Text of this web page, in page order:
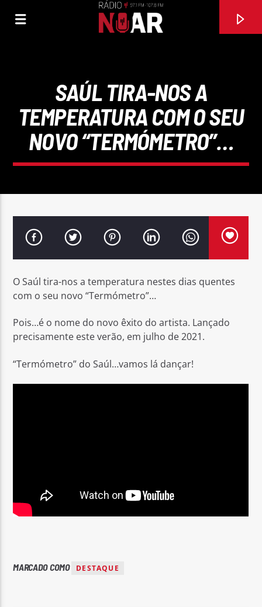
EU QUERO CASAR CONTIGO
Rádio No ar
SAÚL TIRA-NOS A
TEMPERATURA COM O SEU
NOVO “TERMÓMETRO”…
O Saúl tira-nos a temperatura nestes dias quentes
com o seu novo “Termómetro”…
Pois…é o nome do novo êxito do artista. Lançado
precisamente este verão, em julho de 2021.
“Termómetro” do Saúl…vamos lá dançar!
MARCADO COMO DESTAQUE